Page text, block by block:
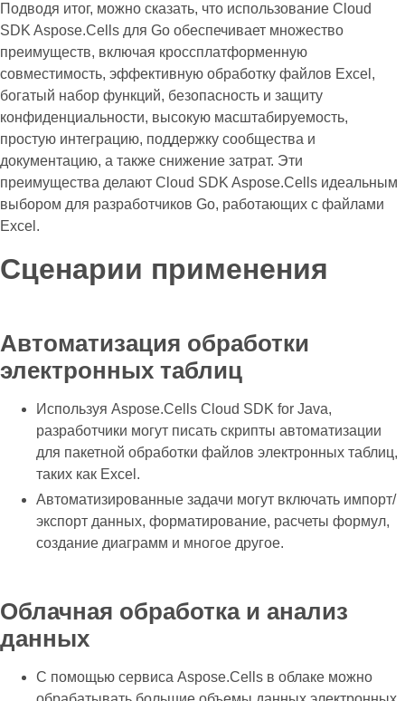
Подводя итог, можно сказать, что использование Cloud
SDK Aspose.Cells для Go обеспечивает множество
преимуществ, включая кроссплатформенную
совместимость, эффективную обработку файлов Excel,
богатый набор функций, безопасность и защиту
конфиденциальности, высокую масштабируемость,
простую интеграцию, поддержку сообщества и
документацию, а также снижение затрат. Эти
преимущества делают Cloud SDK Aspose.Cells идеальным
выбором для разработчиков Go, работающих с файлами
Excel.
Сценарии применения
Автоматизация обработки
электронных таблиц
Используя Aspose.Cells Cloud SDK for Java,
разработчики могут писать скрипты автоматизации
для пакетной обработки файлов электронных таблиц,
таких как Excel.
Автоматизированные задачи могут включать импорт/
экспорт данных, форматирование, расчеты формул,
создание диаграмм и многое другое.
Облачная обработка и анализ
данных
С помощью сервиса Aspose.Cells в облаке можно